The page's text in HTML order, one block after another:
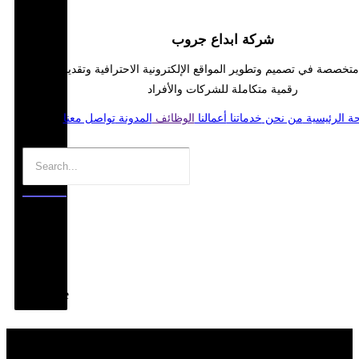
شركة ابداع جروب
في تصميم وتطوير المواقع الإلكترونية الاحترافية وتقديم حلول
رقمية متكاملة للشركات والأفراد
الرئيسية من نحن خدماتنا أعمالنا الوظائف المدونةتواصل معنا
Template